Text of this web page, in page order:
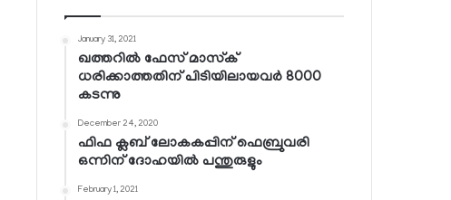
January 31, 2021
ഖത്തറില്‍ ഫേസ് മാസ്‌ക്
ധരിക്കാത്തതിന് പിടിയിലായവര്‍ 8000
കടന്നു
December 24, 2020
ഫിഫ ക്ലബ് ലോകകപ്പിന് ഫെബ്രുവരി
ഒന്നിന് ദോഹയില്‍ പന്തുരുളും
February 1, 2021